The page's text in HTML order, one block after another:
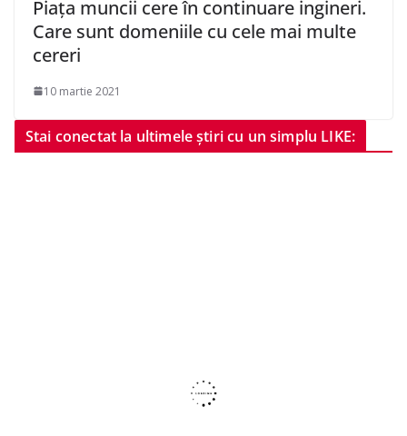
Piața muncii cere în continuare ingineri.
Care sunt domeniile cu cele mai multe
cereri
10 martie 2021
Stai conectat la ultimele știri cu un simplu LIKE: